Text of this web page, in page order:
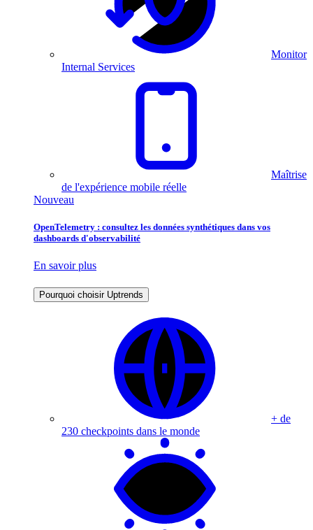
Monitor
Internal Services
Maîtrise
de l'expérience mobile réelle
Nouveau
OpenTelemetry : consultez les données synthétiques dans vos
dashboards d'observabilité
En savoir plus
Pourquoi choisir Uptrends
+ de
230 checkpoints dans le monde